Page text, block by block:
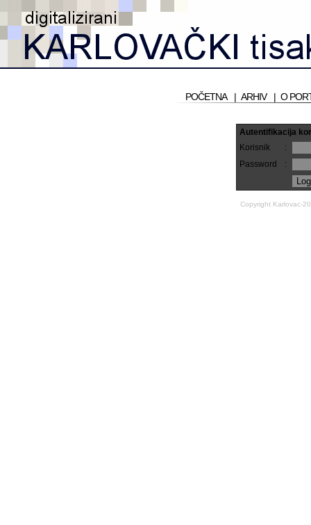
POČETNA | ARHIV | O
Autentifikacija
Korisnik
:
Password
:
Copyright Karlovac-